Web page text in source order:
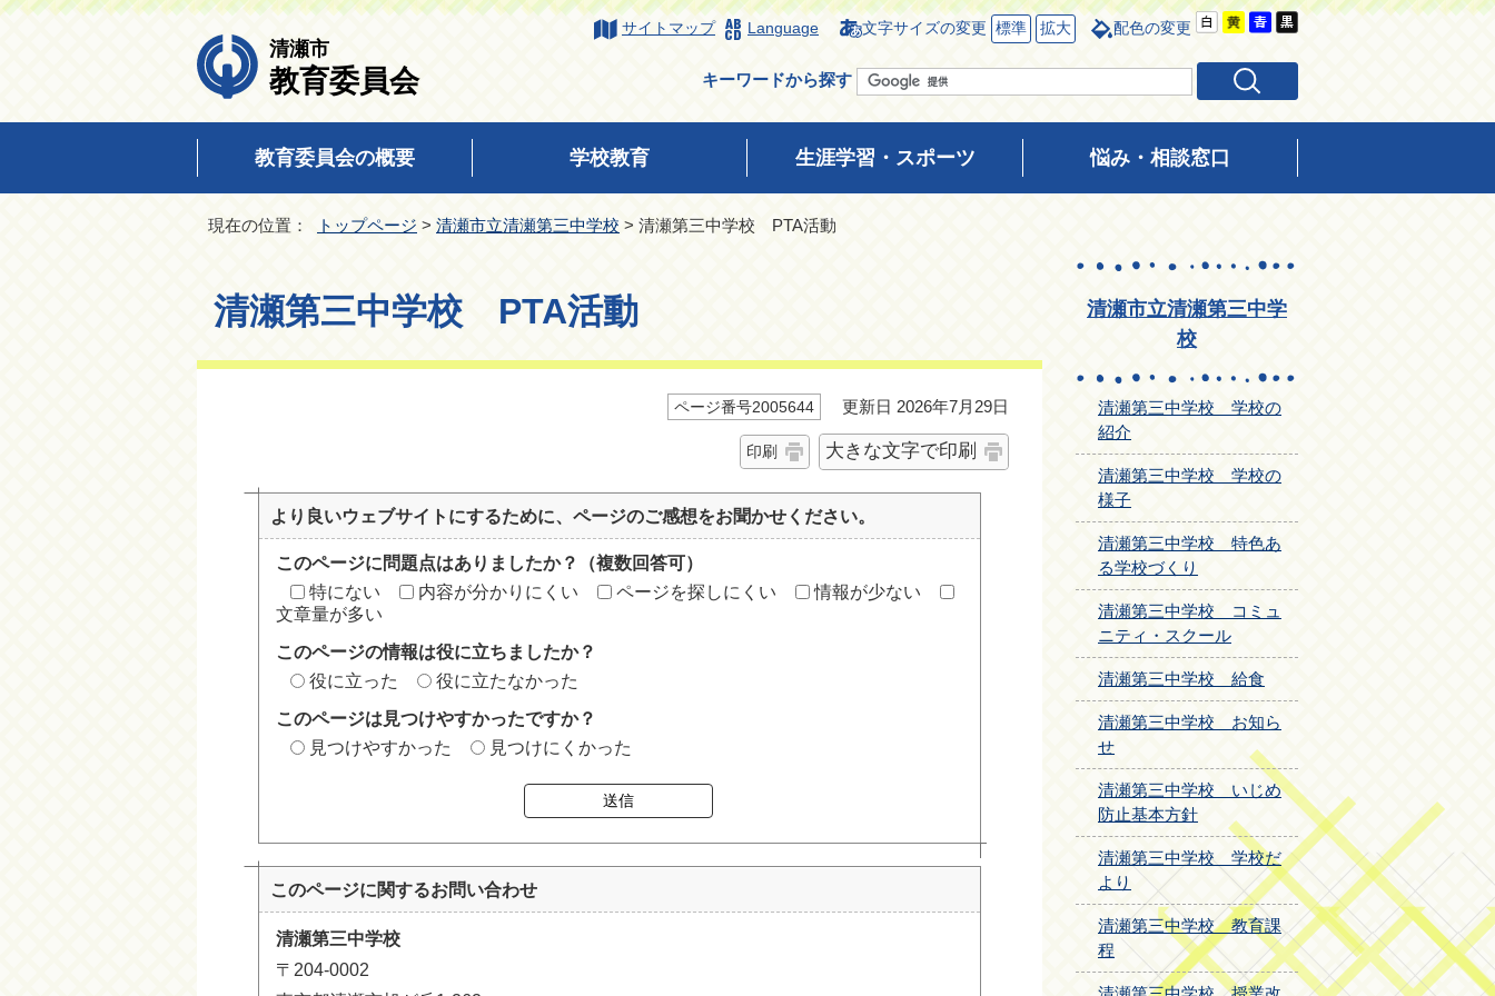
清瀬市
教育委員会
サイトマップ Language 文字サイズの変更 標準 拡大 配色の変更
キーワードから探す
教育委員会の概要 学校教育 生涯学習・スポーツ 悩み・相談窓口
現在の位置： トップページ > 清瀬市立清瀬第三中学校 > 清瀬第三中学校 PTA活動
清瀬第三中学校 PTA活動
ページ番号2005644 更新日 2026年7月29日
印刷 大きな文字で印刷
より良いウェブサイトにするために、ページのご感想をお聞かせください。
このページに問題点はありましたか？（複数回答可）
特にない
内容が分かりにくい ページを探しにくい
情報が少ない
文章量が多い
このページの情報は役に立ちましたか？
役に立った
役に立たなかった
このページは見つけやすかったですか？
見つけやすかった
見つけにくかった
送信
このページに関するお問い合わせ
清瀬第三中学校
〒204-0002
清瀬市立清瀬第三中学
校
清瀬第三中学校 学校の
紹介
清瀬第三中学校 学校の
様子
清瀬第三中学校 特色あ
る学校づくり
清瀬第三中学校 コミュ
ニティ・スクール
清瀬第三中学校 給食
清瀬第三中学校 お知ら
せ
清瀬第三中学校 いじめ
防止基本方針
清瀬第三中学校 学校だ
より
清瀬第三中学校 教育課
程